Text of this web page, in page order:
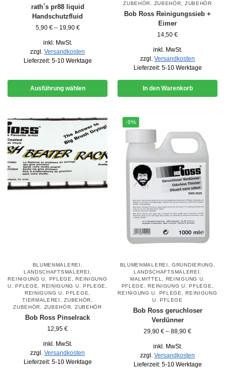
rath´s pr88 liquid
Handschutzfluid
5,90 €– 19,90 €
inkl. MwSt.
zzgl. Versandkosten
Lieferzeit: 5-10 Werktage
Ausführung wählen
ZUBEHÖR
ZUBEHÖR ZUBEHÖR
Bob Ross Reinigungssieb +
Eimer
14,50 €
inkl. MwSt.
zzgl. Versandkosten
Lieferzeit: 5-10 Werktage
In den Warenkorb
BLUMENMALEREI
LANDSCHAFTSMALEREI
REINIGUNG U. PFLEGE
,REINIGUNG
U. PFLEGE
REINIGUNG U. PFLEGE
REINIGUNG U. PFLEGE
TIERMALEREI
,ZUBEHÖR
ZUBEHÖR
ZUBEHÖR ZUBEHÖR
Bob Ross Pinselrack
12,95 €
inkl. MwSt.
zzgl. Versandkosten
Lieferzeit: 5-10 Werktage
-9%
BLUMENMALEREI ,GRUNDIERUNG
LANDSCHAFTSMALEREI
MALMITTEL
REINIGUNG U.
PFLEGE
,REINIGUNG U. PFLEGE
REINIGUNG U. PFLEGE
,REINIGUNG
U. PFLEGE
Bob Ross geruchloser
Verdünner
29,90 € – 88,90 €
inkl. MwSt.
zzgl. Versandkosten
Lieferzeit: 5-10 Werktage